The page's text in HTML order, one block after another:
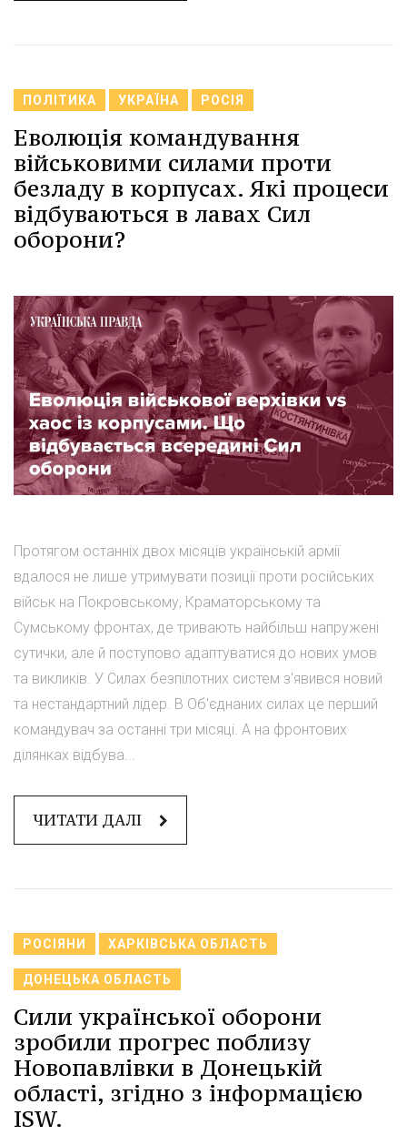
ПОЛІТИКА УКРАЇНА РОСІЯ
Еволюція командування
військовими силами проти
безладу в корпусах. Які процеси
відбуваються в лавах Сил
оборони?
Протягом останніх двох місяців українській армії
вдалося не лише утримувати позиції проти російських
військ на Покровському, Краматорському та
Сумському фронтах, де тривають найбільш напружені
сутички, але й поступово адаптуватися до нових умов
та викликів. У Силах безпілотних систем з'явився новий
та нестандартний лідер. В Об'єднаних силах це перший
командувач за останні три місяці. А на фронтових
ділянках відбува...
ЧИТАТИ ДАЛІ
РОСІЯНИ ХАРКІВСЬКА ОБЛАСТЬ
ДОНЕЦЬКА ОБЛАСТЬ
Сили української оборони
зробили прогрес поблизу
Новопавлівки в Донецькій
області, згідно з інформацією
ISW.